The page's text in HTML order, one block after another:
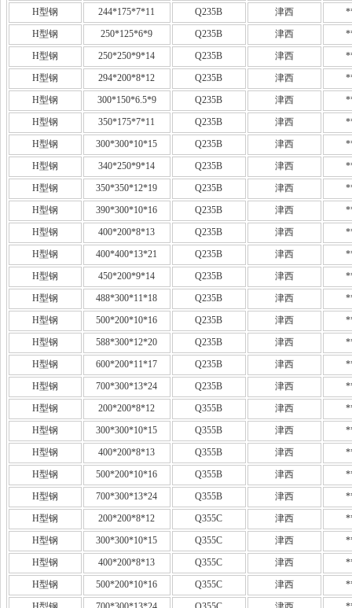
H型钢
244*175*7*11 Q235B 津西
H型钢
250*125*6*9 Q235B 津西
H型钢
250*250*9*14 Q235B 津西
H型钢
294*200*8*12 Q235B 津西
H型钢
300*150*6.5*9 Q235B 津西
H型钢
350*175*7*11 Q235B 津西
H型钢
300*300*10*15 Q235B 津西
H型钢
340*250*9*14 Q235B 津西
H型钢
350*350*12*19 Q235B 津西
H型钢
390*300*10*16 Q235B 津西
H型钢
400*200*8*13 Q235B 津西
H型钢
400*400*13*21 Q235B 津西
H型钢
450*200*9*14 Q235B 津西
H型钢
488*300*11*18 Q235B 津西
H型钢
500*200*10*16 Q235B 津西
H型钢
588*300*12*20 Q235B 津西
H型钢
600*200*11*17 Q235B 津西
H型钢
700*300*13*24 Q235B 津西
H型钢
200*200*8*12 Q355B 津西
H型钢
300*300*10*15 Q355B 津西
H型钢
400*200*8*13 Q355B 津西
H型钢
500*200*10*16 Q355B 津西
H型钢
700*300*13*24 Q355B 津西
H型钢
200*200*8*12 Q355C 津西
H型钢
300*300*10*15 Q355C 津西
H型钢
400*200*8*13 Q355C 津西
H型钢
500*200*10*16 Q355C 津西